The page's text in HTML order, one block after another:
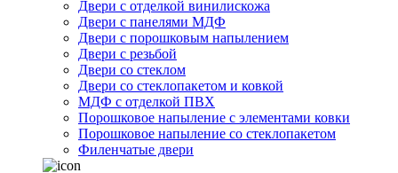
Двери с отделкой винилискожа
Двери с панелями МДФ
Двери с порошковым напылением
Двери с резьбой
Двери со стеклом
Двери со стеклопакетом и ковкой
МДФ с отделкой ПВХ
Порошковое напыление с элементами ковки
Порошковое напыление со стеклопакетом
Филенчатые двери